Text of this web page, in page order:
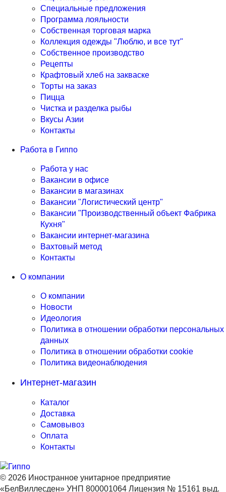
Специальные предложения
Программа лояльности
Собственная торговая марка
Коллекция одежды "Люблю, и все тут"
Собственное производство
Рецепты
Крафтовый хлеб на закваске
Торты на заказ
Пицца
Чистка и разделка рыбы
Вкусы Азии
Контакты
Работа в Гиппо
Работа у нас
Вакансии в офисе
Вакансии в магазинах
Вакансии "Логистический центр"
Вакансии "Производственный объект Фабрика
Кухня"
Вакансии интернет-магазина
Вахтовый метод
Контакты
О компании
О компании
Новости
Идеология
Политика в отношении обработки персональных
данных
Политика в отношении обработки cookie
Политика видеонаблюдения
Интернет-магазин
Каталог
Доставка
Самовывоз
Оплата
Контакты
© 2026 Иностранное унитарное предприятие
«БелВиллесден» УНП 800001064 Лицензия № 15161 выд.